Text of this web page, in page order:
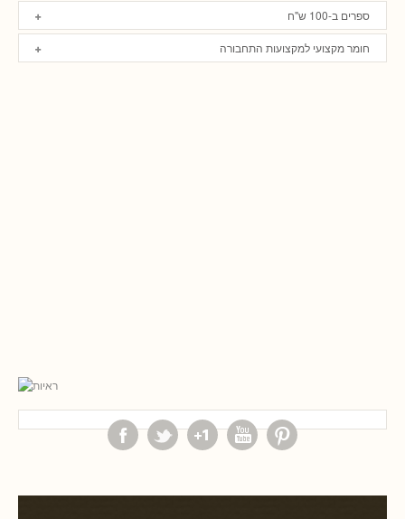
ספרים ב-100 ש"ח
חומר מקצועי למקצועות התחבורה